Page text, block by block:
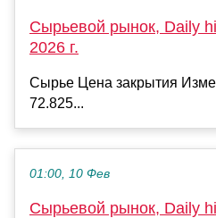
Сырьевой рынок, Daily
2026 г.
Сырье Цена закрытия
72.825...
01:00, 10 Фев
Сырьевой рынок, Daily